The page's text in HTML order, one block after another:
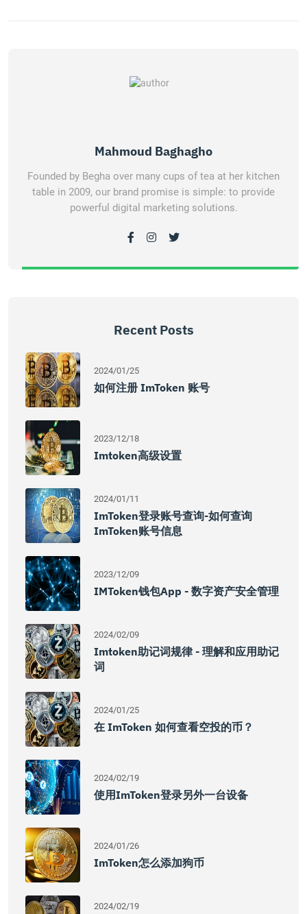
Mahmoud Baghagho
Founded by Begha over many cups of tea at her kitchen
table in 2009, our brand promise is simple: to provide
powerful digital marketing solutions.
Recent Posts
2024/01/25
如何注册 ImToken 账号
2023/12/18
Imtoken高级设置
2024/01/11
ImToken登录账号查询-如何查询
ImToken账号信息
2023/12/09
IMToken钱包App - 数字资产安全管理
2024/02/09
Imtoken助记词规律 - 理解和应用助记
词
2024/01/25
在 ImToken 如何查看空投的币？
2024/02/19
使用imToken登录另外一台设备
2024/01/26
ImToken怎么添加狗币
2024/02/19